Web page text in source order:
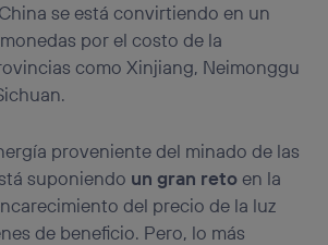
se está convirtiendo en un
por el costo de la
como Xinjiang, Neimonggu
proveniente del minado de las
suponiendo un gran retoen la
del precio de la luz
de beneficio. Pero, lo más